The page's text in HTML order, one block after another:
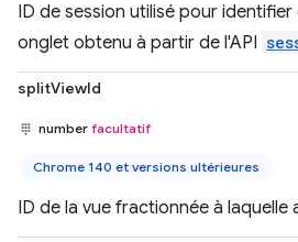
ID de session utilisé pour identifier
onglet obtenu à partir de l'API
splitViewId
number facultatif
Chrome 140 et versions ultérieures
ID de la vue fractionnée à